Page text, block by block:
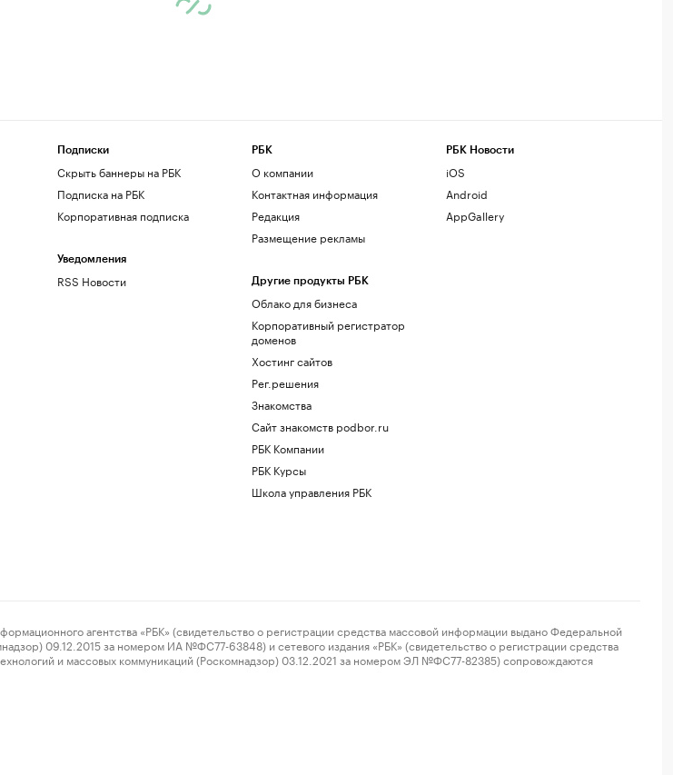
Подписки
Скрыть баннеры на РБК
Подписка на РБК
Корпоративная подписка
Уведомления
RSS Новости
РБК
О компании
Контактная информация
Редакция
Размещение рекламы
Другие продукты РБК
Облако для бизнеса
Корпоративный регистратор
доменов
Хостинг сайтов
Рег.решения
Знакомства
Сайт знакомств podbor.ru
РБК Компании
РБК Курсы
Школа управления РБК
РБК Новости
iOS
Android
AppGallery
агентства «РБК» (свидетельство о регистрации средства массовой информации выдано Федеральной
09.12.2015 за номером ИА №ФС77-63848) и сетевого издания «РБК» (свидетельство о регистрации средства
и массовых коммуникаций (Роскомнадзор) 03.12.2021 за номером ЭЛ №ФС77-82385) сопровождаются